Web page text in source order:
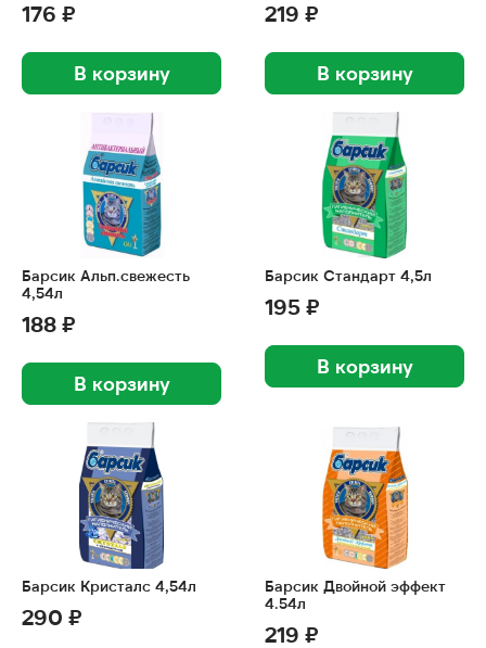
176 ₽
В корзину
219 ₽
В корзину
Барсик Альп.свежесть
4,54л
188 ₽
В корзину
Барсик Стандарт 4,5л
195 ₽
В корзину
Барсик Кристалс 4,54л
290 ₽
Барсик Двойной эффект
4.54л
219 ₽